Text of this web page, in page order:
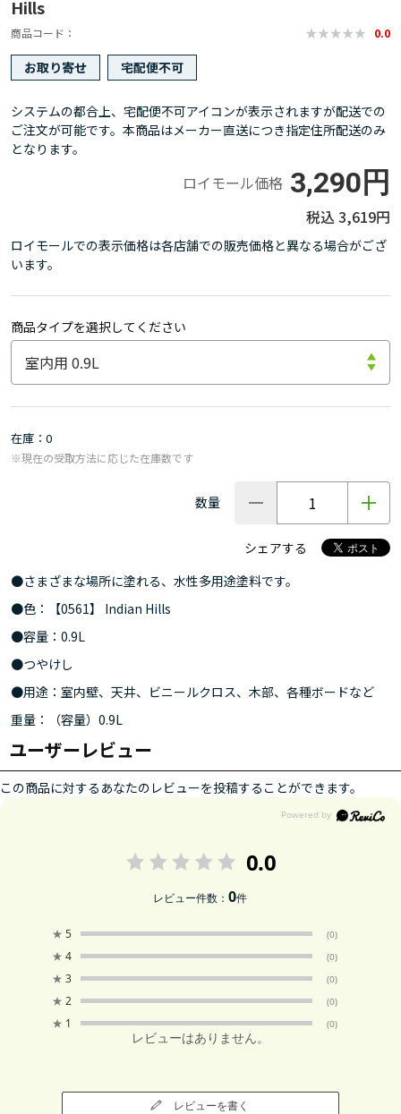
Hills
商品コード 0.0
お取り寄せ 宅配便不可
システムの都合上、宅配便不可アイコンが表示されますが配送での
ご注文が可能です。本商品はメーカー直送につき指定住所配送のみ
となります。
ロイモール価格 3,290円
3,619円
ロイモールでの表示価格は各店舗での販売価格と異なる場合がござ
います。
商品タイプを選択してください
在庫 0
※現在の受取方法に応じた在庫数です
数量
シェアする
●さまざまな場所に塗れる、水性多用途塗料です。
●色：【0561】 Indian Hills
●容量：0.9L
●つやけし
●用途：室内壁、天井、ビニールクロス、木部、各種ボードなど
重量：（容量）0.9L
ユーザーレビュー
この商品に対するあなたのレビューを投稿することができます。
0.0
レビュー件数：0件
★ 5 (0)
★ 4 (0)
★ 3 (0)
★ 2 (0)
★ 1 (0)
レビューはありません。
レビューを書く